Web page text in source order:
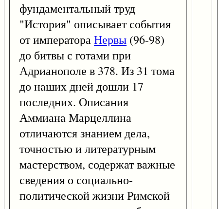
фундаментальный труд
"История" описывает события
от императораНервы (96-98)
до битвы с готами при
Адрианополе в 378. Из 31 тома
до наших дней дошли 17
последних. Описания
Аммиана Марцеллина
отличаются знанием дела,
точностью и литературным
мастерством, содержат важные
сведения о социально-
политической жизни Римской